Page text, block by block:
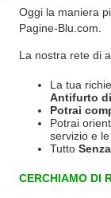
Oggi la maniera
Pagine-Blu.com.
La nostra rete di
La tua
Antifurto
Potrai
Potrai
servizio e
Tutto
CERCHIAMO DI